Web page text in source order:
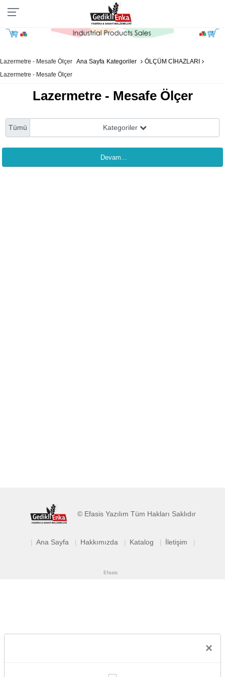
Lazermetre - Mesafe Ölçer Ana Sayfa Kategoriler
ÖLÇÜM CİHAZLARI
Lazermetre - Mesafe Ölçer
Lazermetre - Mesafe Ölçer
Tümü Kategoriler
Devam...
© Efasis Yazılım Tüm Hakları Saklıdır
Ana Sayfa Hakkımızda Katalog İletişim
Efasis
×